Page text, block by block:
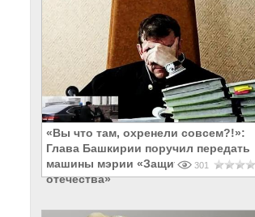
«Вы что там, охренели совсем?!»:
Глава Башкирии поручил передать
машины мэрии «Защитникам
отечества»
301